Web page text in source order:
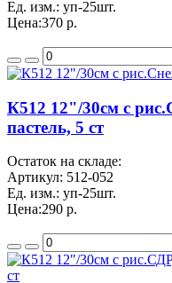
Ед. изм.: уп-25шт.
Цена:370 р.
К512 12"/30см с
пастель, 5 ст
Остаток на складе:
Артикул: 512-052
Ед. изм.: уп-25шт.
Цена:290 р.